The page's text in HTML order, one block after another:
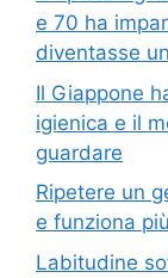
e 70 ha
diventasse
Il Giappone
igienica e il
guardare
Ripetere un
e funziona
Labitudine